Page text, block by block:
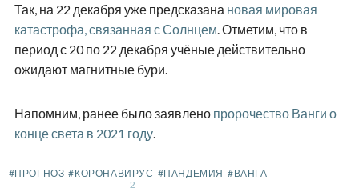
Так, на 22 декабря уже предсказана новая мировая
катастрофа, связанная с Солнцем. Отметим, что в
период с 20 по 22 декабря учёные действительно
ожидают магнитные бури.
Напомним, ранее было заявлено пророчество Ванги о
конце света в 2021 году.
#ПРОГНОЗ #КОРОНАВИРУС #ПАНДЕМИЯ #ВАНГА
2